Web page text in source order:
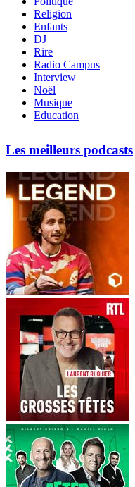
Religion
Enfants
DJ
Rire
Radio Campus
Interview
Noël
Musique
Education
Les meilleurs podcasts